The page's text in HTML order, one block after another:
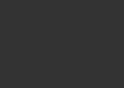
du PVC est son
le rapport